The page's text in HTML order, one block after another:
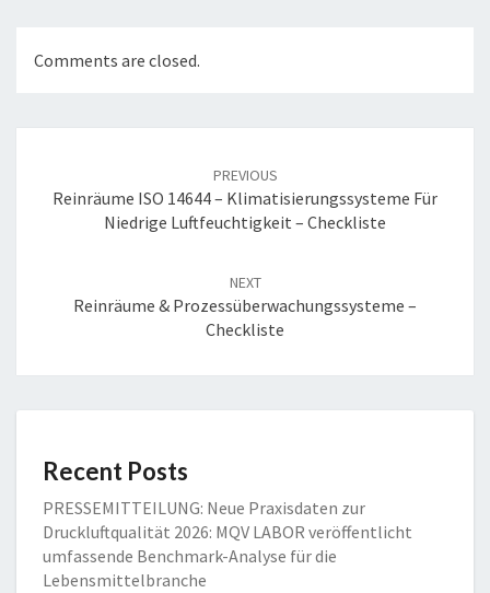
Comments are closed.
PREVIOUS
Reinräume ISO 14644 – Klimatisierungssysteme Für
Niedrige Luftfeuchtigkeit – Checkliste
NEXT
Reinräume & Prozessüberwachungssysteme –
Checkliste
Recent Posts
PRESSEMITTEILUNG: Neue Praxisdaten zur
Druckluftqualität 2026: MQV LABOR veröffentlicht
umfassende Benchmark-Analyse für die
Lebensmittelbranche